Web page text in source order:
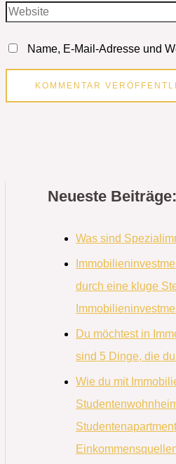
Name, E-Mail-Adresse und
Neueste Beiträge:
Was sind
durch eine kluge
Du möchtest in
sind 5 Dinge, die
Wie du mit